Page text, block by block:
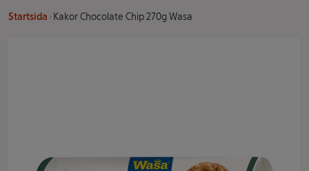
Startsida Kakor Chocolate Chip 270g Wasa